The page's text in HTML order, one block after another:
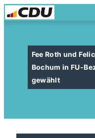
Fee Roth und
Bochum in FU-
gewählt